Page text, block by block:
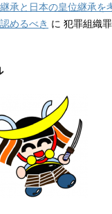
承と日本の皇位継承を
めるべき に 犯罪組織